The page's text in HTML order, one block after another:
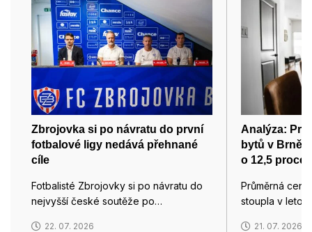
Zbrojovka si po návratu do první
fotbalové ligy nedává přehnané
cíle
Fotbalisté Zbrojovky si po návratu do
nejvyšší české soutěže po…
22. 07. 2026
Analýza:
bytů v Brně
o 12,5
Průměrná
stoupla v
21. 07. 2026